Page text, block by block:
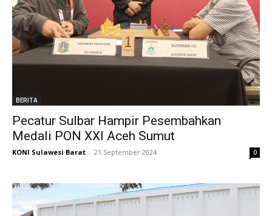
BERITA
Pecatur Sulbar Hampir Pesembahkan
Medali PON XXI Aceh Sumut
KONI Sulawesi Barat - 21 September 2024 0